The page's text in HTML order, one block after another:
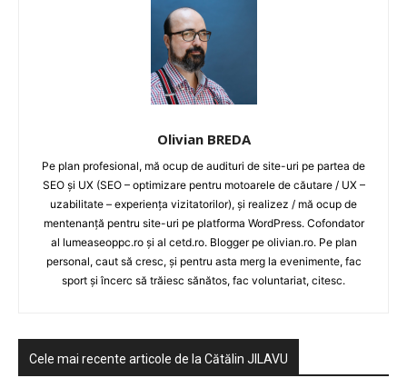
HOMEPAGE
Olivian BREDA
Pe plan profesional, mă ocup de audituri de site-uri pe partea de
SEO și UX (SEO – optimizare pentru motoarele de căutare / UX –
uzabilitate – experiența vizitatorilor), și realizez / mă ocup de
mentenanță pentru site-uri pe platforma WordPress. Cofondator
al lumeaseoppc.ro și al cetd.ro. Blogger pe olivian.ro. Pe plan
personal, caut să cresc, și pentru asta merg la evenimente, fac
sport și încerc să trăiesc sănătos, fac voluntariat, citesc.
Cele mai recente articole de la Cătălin JILAVU